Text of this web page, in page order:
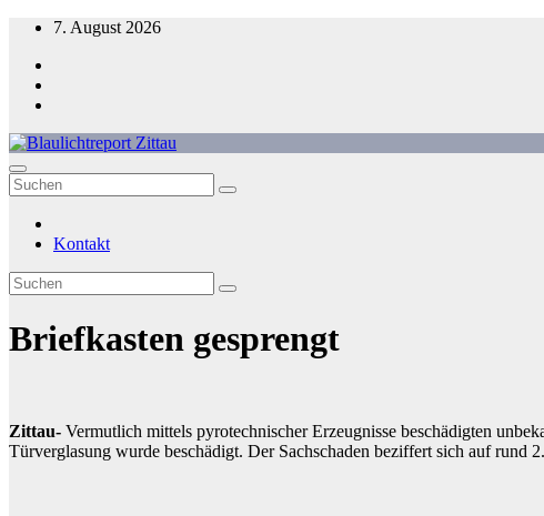
Zum
springen
7. August 2026
Blaulichtreport Zittau
Kontakt
Briefkasten gesprengt
Zittau- Vermutlich mittels pyrotechnischer Erzeugnisse beschädigten
Türverglasung wurde beschädigt. Der Sachschaden beziffert sich auf